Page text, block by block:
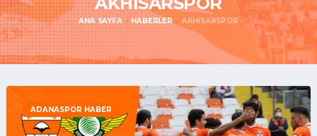
ANA SAYFA HABERLER AKHISARSPOR
ADANASPOR HABER